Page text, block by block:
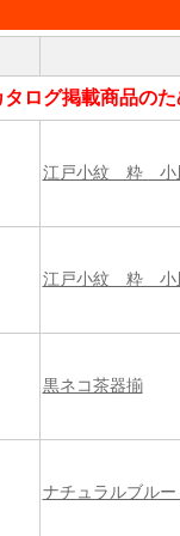
タログ掲載商品の
江戸小紋 粋 小
江戸小紋 粋 小
黒ネコ茶器揃
ナチュラルブル